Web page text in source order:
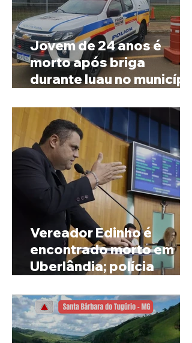
Jovem de 24 anos é
morto após briga
durante luau no município
Vereador Edinho é
encontrado morto em
Uberlândia; polícia